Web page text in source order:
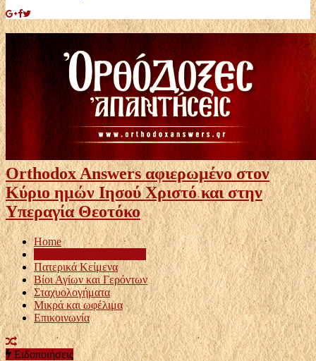
Orthodox Answers αφιερωμένο στον
Κύριο ημών Ιησού Χριστό και στην
Υπεραγία Θεοτόκο
Home
Πατερικά Κείμενα
Βίοι Αγίων και Γερόντων
Σταχυολογήματα
Μικρά και ωφέλιμα
Επικοινωνία
Ειδοποιήσεις